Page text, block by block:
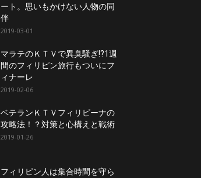
ート。思いもかけない人物の同
伴
2019-03-01
マラテのＫＴＶで異臭騒ぎ!?1週
間のフィリピン旅行もついにフ
ィナーレ
2019-02-06
ベテランＫＴＶフィリピーナの
攻略法！？対策と心構えと戦術
2019-01-26
フィリピン人は集合時間を守ら